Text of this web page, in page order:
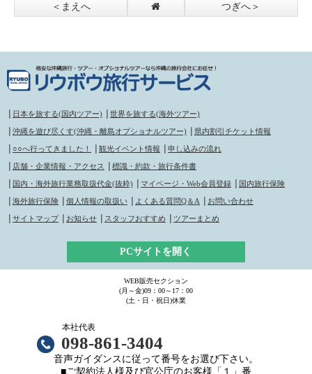
＜まえへ つぎへ＞
日本を旅する(国内ツアー) 世界を旅する(海外ツアー)
沖縄を遊び尽くす(沖縄・離島オプショナルツアー) 県内割引チケット情報
○○へ行ってきました！ 観光イベント情報 申し込みの流れ
店舗・企業情報・アクセス 標識・約款・旅行条件書
国内・海外旅行業務取扱代金(抜粋) マイページ・Web会員登録 国内旅行保険
海外旅行保険 個人情報の取扱い よくある質問Q＆A お問い合わせ
サイトマップ お知らせ スタッフおすすめ ツアーまとめ
PCサイトを開く
WEB販売セクション
(月～金)09：00～17：00
(土・日・祝日)休業
本社代表
098-861-3404
音声ガイダンスに従って番号をお選び下さい。
■ご契約法人様及び官公庁のお客様「１」番